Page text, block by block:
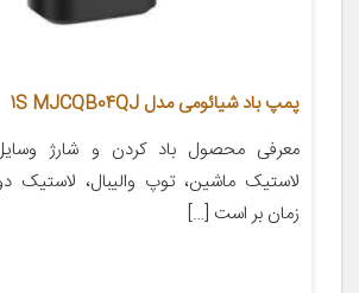
پمپ باد شیائومی مدل 1S MJCQB04QJ
معرفی محصول باد کردن و شارژ
لاستیک ماشین، توپ والیبال، لاستیک
زمان بر است […]